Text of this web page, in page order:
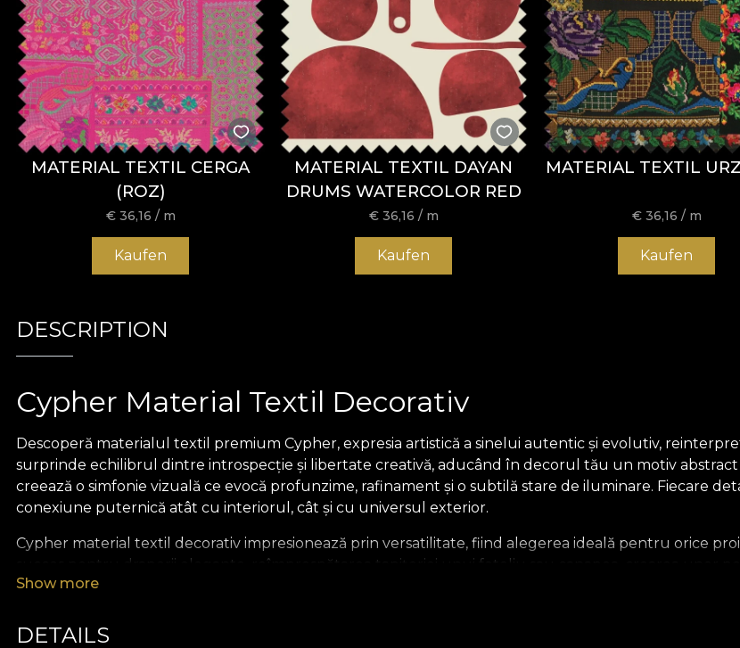
MATERIAL TEXTIL CERGA
(ROZ)
€ 36,16 / m
Kaufen
MATERIAL TEXTIL DAYAN
DRUMS WATERCOLOR RED
€ 36,16 / m
Kaufen
MATERIAL TEXTIL
€ 36,16 / m
Kaufen
DESCRIPTION
Cypher Material Textil Decorativ
Descoperă materialul textil premium Cypher, expresia artistică a sinelui autentic și evolutiv,
surprinde echilibrul dintre introspecție și libertate creativă, aducând în decorul tău un motiv
creează o simfonie vizuală ce evocă profunzime, rafinament și o subtilă stare de iluminare. Fiecare
conexiune puternică atât cu interiorul, cât și cu universul exterior.
Cypher material textil decorativ impresionează prin versatilitate, fiind alegerea ideală pentru orice
succes pentru draperii elegante, reîmprospătarea tapițeriei unui fotoliu sau canapea, crearea unor
masă și cuverturi speciale. Indiferent de utilizare, materialul aduce un plus de personalitate și
de a te redescoperi, modelul Cypher reflectă o abordare contemporană a designului interior,
Show more
DETAILS